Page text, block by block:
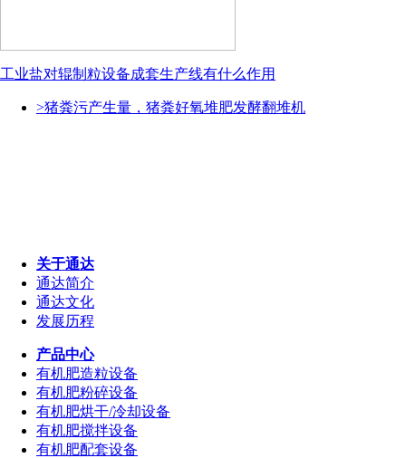
工业盐对辊制粒设备成套生产线有什么作用
>猪粪污产生量，猪粪好氧堆肥发酵翻堆机
关于通达
通达简介
通达文化
发展历程
产品中心
有机肥造粒设备
有机肥粉碎设备
有机肥烘干/冷却设备
有机肥搅拌设备
有机肥配套设备